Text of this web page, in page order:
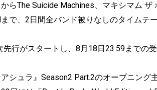
らThe Suicide Machines、マキシマム ザ
で、2日間全バンド被りなしのタイムテ
行がスタートし、8月18日23:59までの受
シュラ』Season2 Part.2のオープニング